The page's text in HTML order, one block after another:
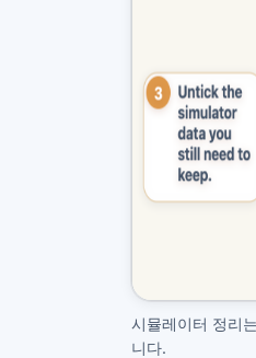
시뮬레이터 정리
니다.